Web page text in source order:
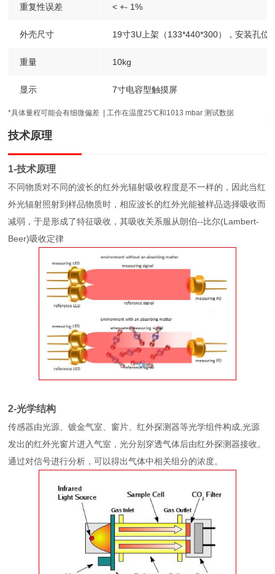
重复性误差 < +- 1%
外壳尺寸 19寸3U上架（133*440*300），安装孔位
重量 10kg
显示 7寸电容型触摸屏
*具体量程可能会有细微偏差 | 工作在温度25℃和1013 mbar 测试数据
技术原理
1-技术原理
不同物质对不同的波长的红外光辐射吸收程度是不一样的，因此当红
外光辐射照射到样品物质时，相应波长的红外光能被样品选择吸收而
减弱，于是形成了特征吸收，其吸收关系服从朗伯--比尔(Lambert-
Beer)吸收定律
2-光学结构
传感器由光源、镀金气室、窗片、红外探测器等光学组件构成,光源
发出的红外光窗片进入气室，光分别穿透气体后由红外探测器接收。
通过对信号进行分析，可以得出气体中相关组分的浓度。